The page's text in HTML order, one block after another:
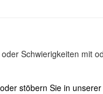
Schwierigkeiten mit
stöbern Sie in unserer